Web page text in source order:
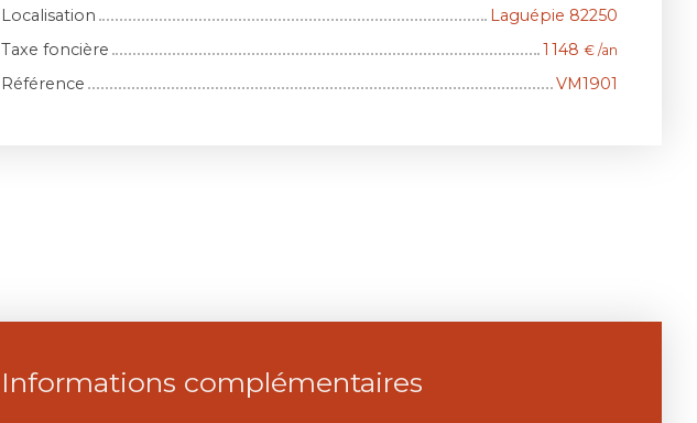
Localisation
Laguépie 82250
Taxe foncière
1 148 € /an
Référence VM1901
Informations complémentaires